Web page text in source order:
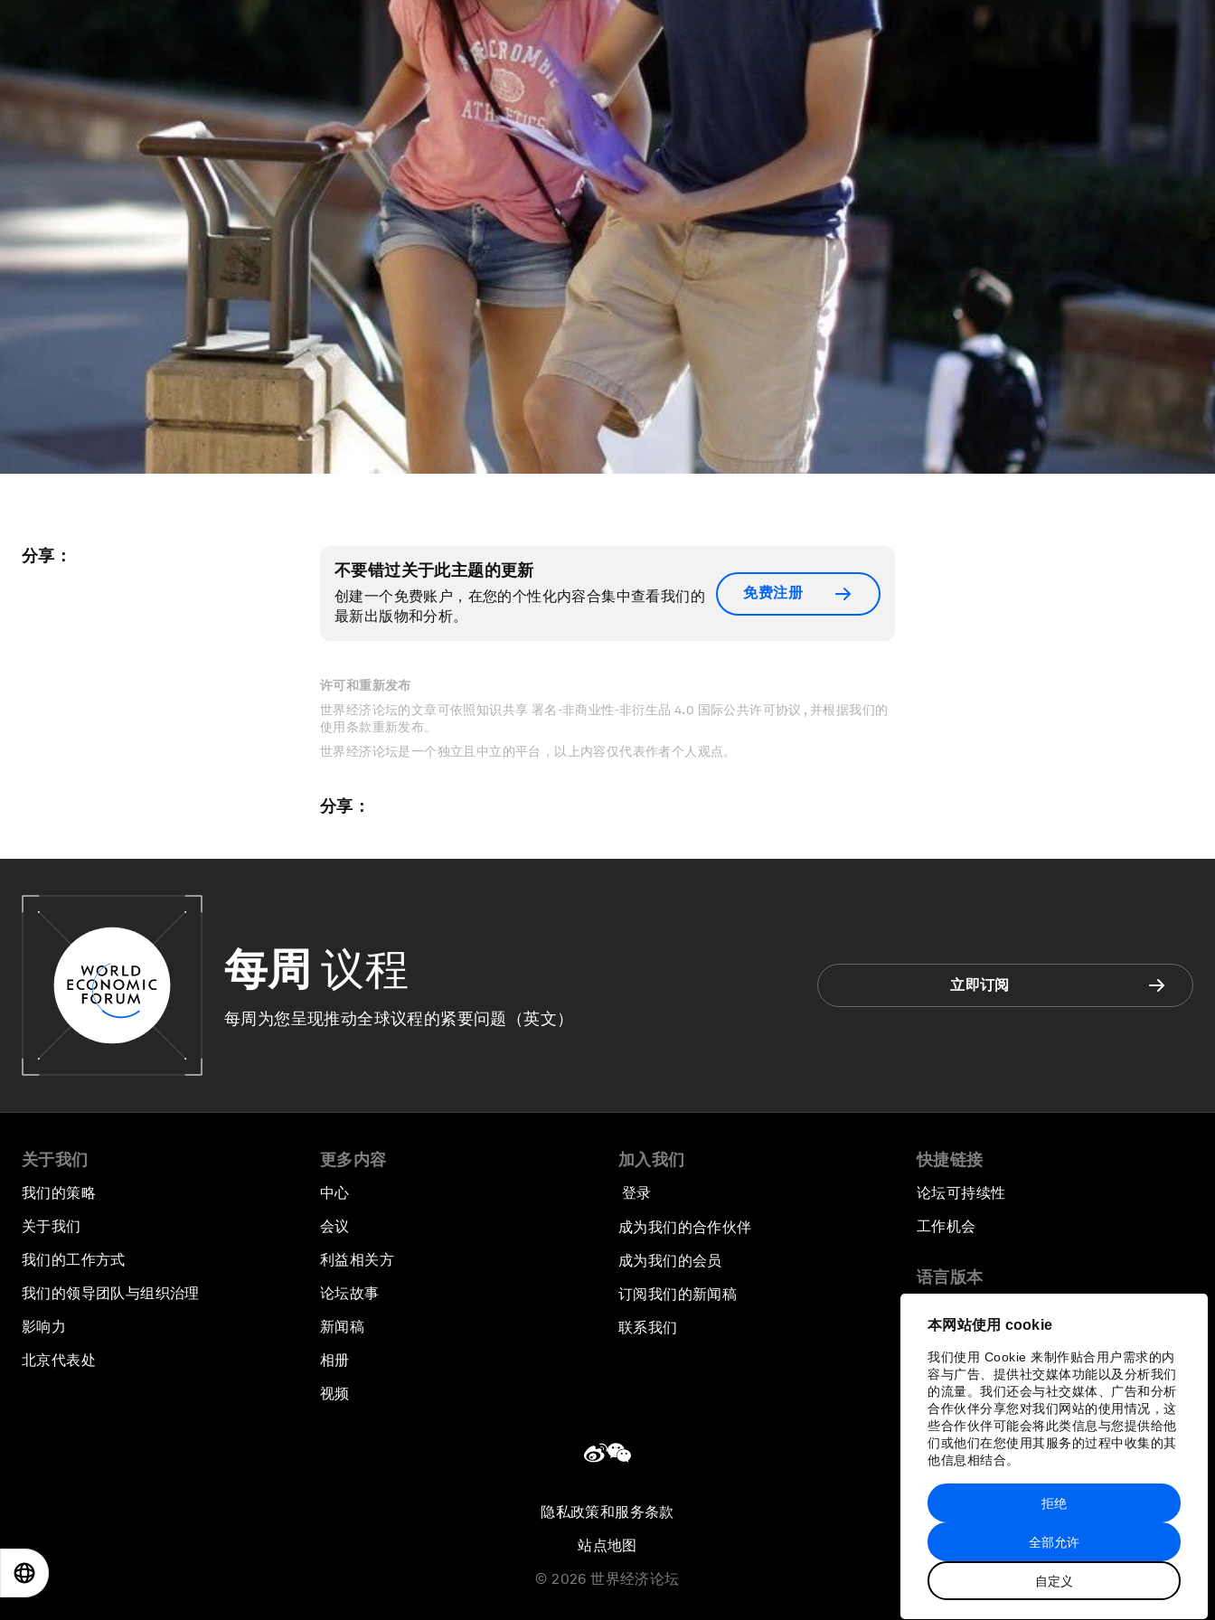
本网站使用 cookie
我们使用 Cookie 来制作贴合用户需求的内
容与广告、提供社交媒体功能以及分析我们
的流量。我们还会与社交媒体、广告和分析
合作伙伴分享您对我们网站的使用情况，这
些合作伙伴可能会将此类信息与您提供给他
们或他们在您使用其服务的过程中收集的其
他信息相结合。
全部允许
自定义
拒绝
分享：
不要错过关于此主题的更新
创建一个免费账户，在您的个性化内容合集中查看我们的
最新出版物和分析。
免费注册
许可和重新发布
世界经济论坛的文章可依照知识共享 署名-非商业性-非衍生品 4.0 国际公共许可协议 , 并根据我们的
使用条款重新发布。
世界经济论坛是一个独立且中立的平台，以上内容仅代表作者个人观点。
分享：
每周 议程
每周为您呈现推动全球议程的紧要问题（英文）
立即订阅
关于我们
我们的策略
关于我们
我们的工作方式
我们的领导团队与组织治理
影响力
北京代表处
更多内容
中心
会议
利益相关方
论坛故事
新闻稿
相册
视频
加入我们
登录
成为我们的合作伙伴
成为我们的会员
订阅我们的新闻稿
联系我们
快捷链接
论坛可持续性
工作机会
语言版本
隐私政策和服务条款
站点地图
© 2026 世界经济论坛